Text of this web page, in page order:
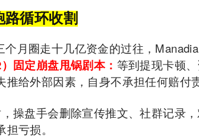
路循环收割
个月圈走十几亿资金的过往，
）固定崩盘甩锅剧本： 等到提现卡顿
给外部因素，自身不承担任何赔付责
操盘手会删除宣传推文、社群记录
亏损。